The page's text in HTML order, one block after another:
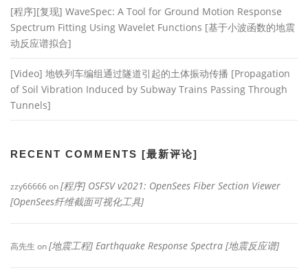
[程序][复现] WaveSpec: A Tool for Ground Motion Response
Spectrum Fitting Using Wavelet Functions [基于小波函数的地震
动反应谱拟合]
[Video] 地铁列车编组通过隧道引起的土体振动传播 [Propagation
of Soil Vibration Induced by Subway Trains Passing Through
Tunnels]
RECENT COMMENTS [最新评论]
zzy66666on[程序] OSFSV v2021: OpenSees Fiber Section Viewer
[OpenSees纤维截面可视化工具]
高先生 on[地震工程] Earthquake Response Spectra [地震反应谱]